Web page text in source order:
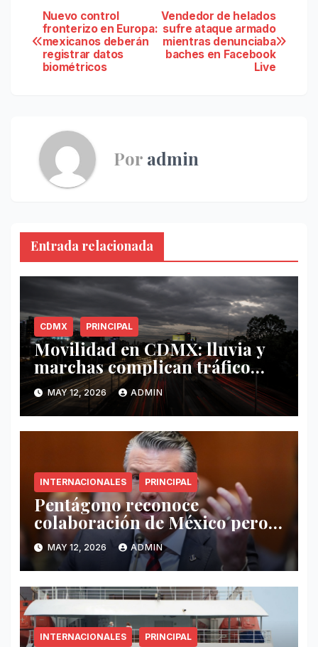
Navegación
de
Vendedor de helados
sufre ataque armado
mientras denunciaba
baches en Facebook
Live
Nuevo control
fronterizo en Europa:
mexicanos deberán
registrar datos
biométricos
Por admin
Entrada relacionada
CDMX PRINCIPAL
Movilidad en CDMX: lluvia y
marchas complican tráfico
este 12 de mayo
MAY 12, 2026 ADMIN
INTERNACIONALES PRINCIPAL
Pentágono reconoce
colaboración de México pero
exige mayor operatividad
antidrogas
MAY 12, 2026 ADMIN
INTERNACIONALES PRINCIPAL